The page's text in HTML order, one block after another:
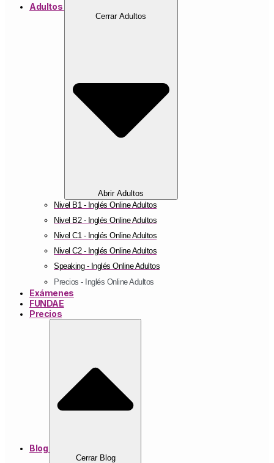
Adultos
Cerrar Adultos
Abrir Adultos
Nivel B1 - Inglés Online Adultos
Nivel B2 - Inglés Online Adultos
Nivel C1 - Inglés Online Adultos
Nivel C2 - Inglés Online Adultos
Speaking - Inglés Online Adultos
Precios - Inglés Online Adultos
Exámenes
FUNDAE
Precios
Blog
Cerrar Blog